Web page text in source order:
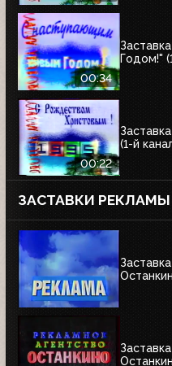
00:34
Годом!"
00:22
(1-й
ЗАСТАВКИ РЕКЛАМЫ